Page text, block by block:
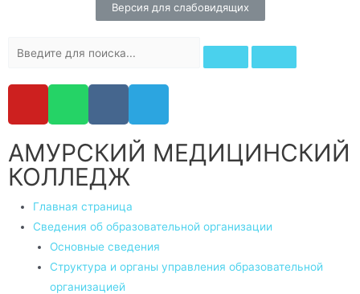
Версия для слабовидящих
АМУРСКИЙ МЕДИЦИНСКИЙ
КОЛЛЕДЖ
Главная страница
Сведения об образовательной организации
Основные сведения
Структура и органы управления образовательной
организацией